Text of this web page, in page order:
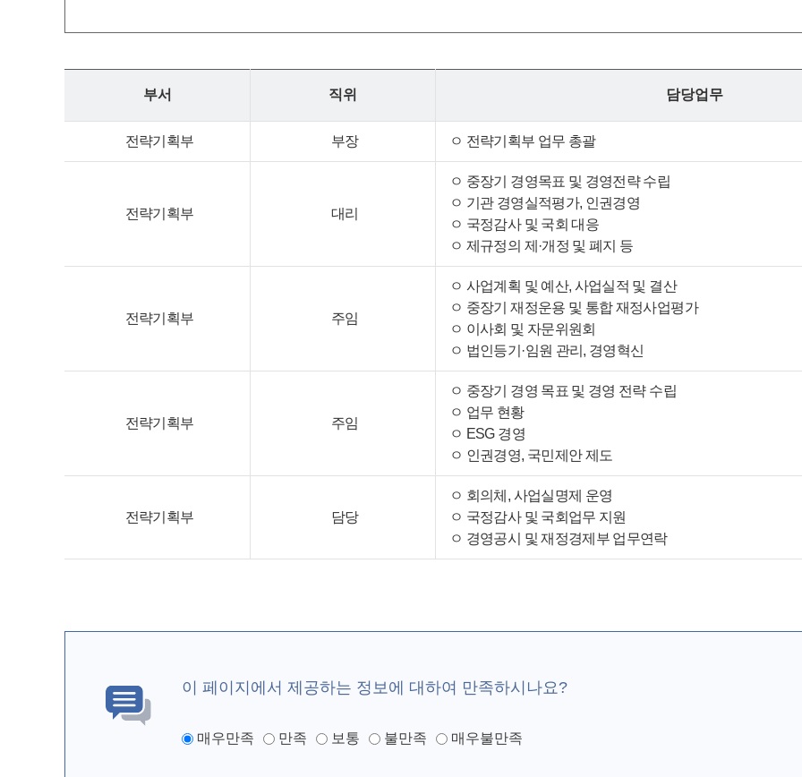
부서 직위 담당업무
전략기획부 부장 ㅇ 전략기획부 업무 총괄
전략기획부 대리
ㅇ 중장기 경영목표 및 경영전략 수립
ㅇ 기관 경영실적평가, 인권경영
ㅇ 국정감사 및 국회 대응
ㅇ 제규정의 제·개정 및 폐지 등
전략기획부 주임
ㅇ 사업계획 및 예산, 사업실적 및 결산
ㅇ 중장기 재정운용 및 통합 재정사업평가
ㅇ 이사회 및 자문위원회
ㅇ 법인등기·임원 관리, 경영혁신
전략기획부 주임
ㅇ 중장기 경영 목표 및 경영 전략 수립
ㅇ 업무 현황
ㅇ ESG 경영
ㅇ 인권경영, 국민제안 제도
전략기획부 담당
ㅇ 회의체, 사업실명제 운영
ㅇ 국정감사 및 국회업무 지원
ㅇ 경영공시 및 재정경제부 업무연락
이 페이지에서 제공하는 정보에 대하여 만족하시나요?
매우만족 만족 보통 불만족 매우불만족